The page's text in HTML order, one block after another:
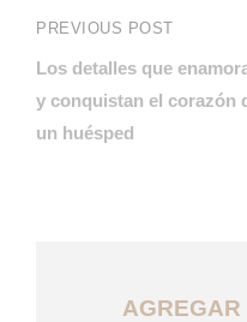
PREVIOUS POST
Los detalles que
y conquistan el corazón
un huésped
AGREGAR